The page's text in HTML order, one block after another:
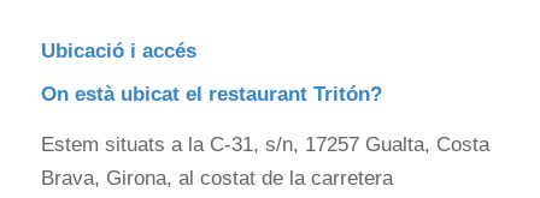
Ubicació i accés
On està ubicat el restaurant Tritón?
Estem situats a la C‑31, s/n, 17257 Gualta, Costa
Brava, Girona, al costat de la carretera